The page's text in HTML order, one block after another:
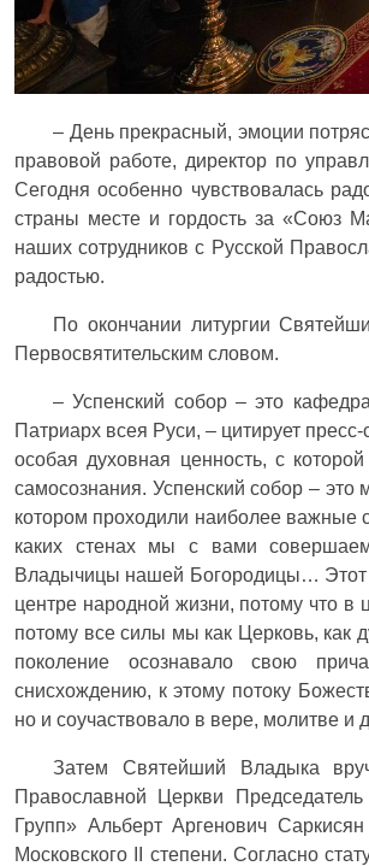
– День прекрасный, эмоции
правовой работе, директор по
Сегодня особенно чувствовалась
страны месте и гордость за «Союз
наших сотрудников с Русской
радостью.
По окончании литургии
Первосвятительским словом.
– Успенский собор – это
Патриарх всея Руси, – цитирует
особая духовная ценность, с
самосознания. Успенский собор – это
котором проходили наиболее
каких стенах мы с вами
Владычицы нашей Богородицы… Этот
центре народной жизни, потому что
потому все силы мы как Церковь,
поколение осознавало свою
снисхождению, к этому потоку
но и соучаствовало в вере, молитве и
Затем Святейший Владыка
Православной Церкви
Групп» Альберт Аргенович
Московского II степени. Согласно